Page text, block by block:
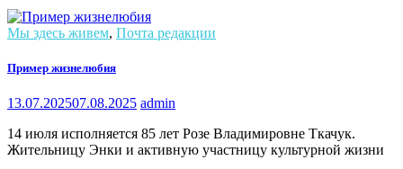
Мы здесь живем, Почта редакции
Пример жизнелюбия
13.07.202507.08.2025 admin
14 июля исполняется 85 лет Розе Владимировне Ткачук.
Жительницу Энки и активную участницу культурной жизни